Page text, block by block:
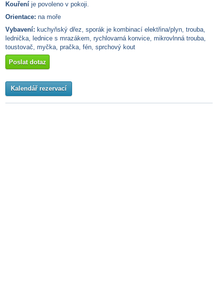
Kouření je povoleno v pokoji.
Orientace: na moře
Vybavení: kuchyňský dřez, sporák je kombinací elektřina/plyn, trouba,
lednička, lednice s mrazákem, rychlovarná konvice, mikrovlnná trouba,
toustovač, myčka, pračka, fén, sprchový kout
Poslat dotaz
Kalendář rezervací